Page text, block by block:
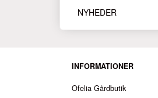
NYHEDER
INFORMATIONER
Ofelia Gårdbutik